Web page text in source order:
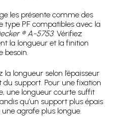
les présente comme des
type PF compatibles avec la
® A-5753. Vérifiez
la longueur et la finition
besoin.
la longueur selon l’épaisseur
du support. Pour une fixation
une longueur courte suffit
qu’un support plus épais
agrafe plus longue.